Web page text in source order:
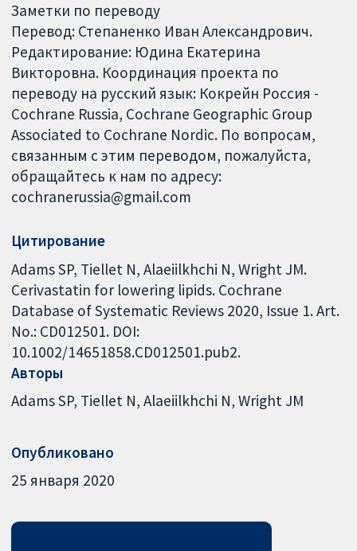
Заметки по переводу
Перевод: Степаненко Иван Александрович.
Редактирование: Юдина Екатерина
Викторовна. Координация проекта по
переводу на русский язык: Кокрейн Россия -
Cochrane Russia, Cochrane Geographic Group
Associated to Cochrane Nordic. По вопросам,
связанным с этим переводом, пожалуйста,
обращайтесь к нам по адресу:
cochranerussia@gmail.com
Цитирование
Adams SP, Tiellet N, Alaeiilkhchi N, Wright JM.
Cerivastatin for lowering lipids. Cochrane
Database of Systematic Reviews 2020, Issue 1. Art.
No.: CD012501. DOI:
10.1002/14651858.CD012501.pub2.
Авторы
Adams SP Tiellet N Alaeiilkhchi N Wright JM
Опубликовано
25 января 2020